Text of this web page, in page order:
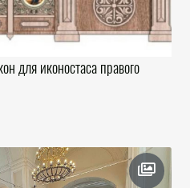
для иконостаса правого